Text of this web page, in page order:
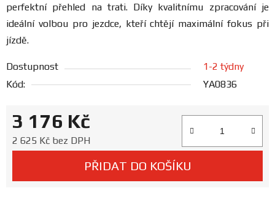
Ceníky
a
Prodejny
perfektní přehled na trati. Díky kvalitnímu zpracování je
ideální volbou pro jezdce, kteří chtějí maximální fokus při
jízdě.
Dostupnost
1-2 týdny
Kód:
YA0836
3 176 Kč
2 625 Kč bez DPH
PŘIDAT DO KOŠÍKU